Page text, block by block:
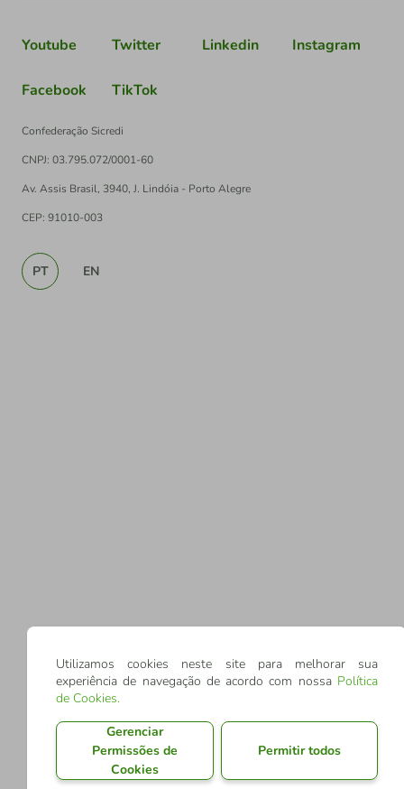
Youtube Twitter Linkedin Instagram
Facebook TikTok
Confederação Sicredi
CNPJ: 03.795.072/0001-60
Av. Assis Brasil, 3940, J. Lindóia - Porto Alegre
CEP: 91010-003
PT EN
Utilizamos cookies neste site para melhorar sua
experiência de navegação de acordo com nossa Política
de Cookies.
Gerenciar
Permissões de
Cookies
Permitir todos